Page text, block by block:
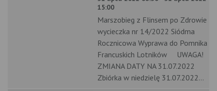
15:00
Marszobieg z Flinsem po Zdrowie
wycieczka nr 14/2022 Siódma
Rocznicowa Wyprawa do Pomnika
Francuskich Lotników UWAGA!
ZMIANA DATY NA 31.07.2022
Zbiórka w niedzielę 31.07.2022...